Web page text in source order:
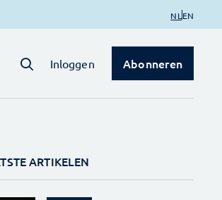
NL EN
Inloggen Abonneren
ARTIKELEN